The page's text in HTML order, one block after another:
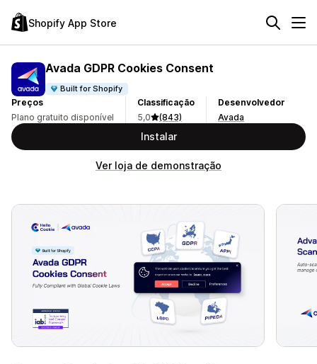
Shopify App Store
Avada GDPR Cookies Consent
Built for Shopify
Preços
Plano gratuito disponível
Classificação
5,0
(843)
Desenvolvedor
Avada
Instalar
Ver loja de demonstração